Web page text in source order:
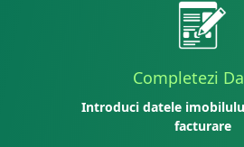
Completezi
Introduci datele
facturare